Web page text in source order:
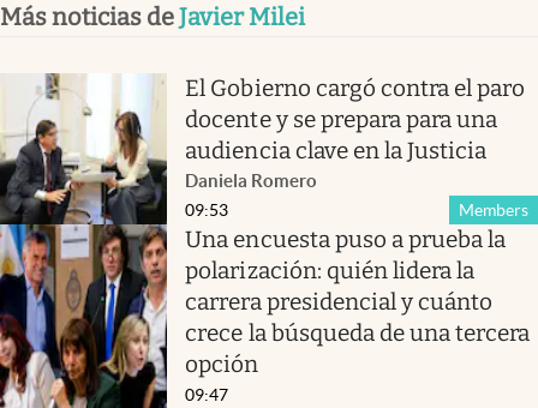
Más noticias deJavier Milei
El Gobierno cargó contra el paro
docente y se prepara para una
audiencia clave en la Justicia
Daniela Romero
Members
09:53
Una encuesta puso a prueba la
polarización: quién lidera la
carrera presidencial y cuánto
crece la búsqueda de una tercera
opción
09:47